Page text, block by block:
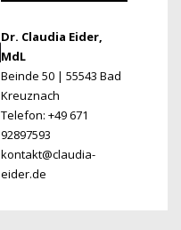
Dr. Claudia Eider,
MdL
Beinde 50 | 55543 Bad
Kreuznach
Telefon: +49 671
92897593
kontakt@claudia-
eider.de